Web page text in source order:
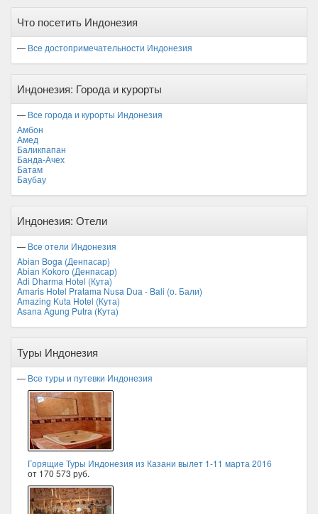
Ноябрь
Что посетить Индонезия
— Все достопримечательности Индонезия
Индонезия: Города и курорты
— Все города и курорты Индонезия
Амбон
Амед
Баликпапан
Банда-Ачех
Батам
Баубау
Индонезия: Отели
— Все отели Индонезия
Abian Boga (Денпасар)
Abian Kokoro (Денпасар)
Adi Dharma Hotel (Кута)
Amaris Hotel Pratama Nusa Dua - Bali (о. Бали)
Amazing Kuta Hotel (Кута)
Asana Agung Putra (Кута)
Туры Индонезия
— Все туры и путевки Индонезия
Горящие Туры Индонезия из Казани вылет 1-11 марта 2016
от 170 573 руб.